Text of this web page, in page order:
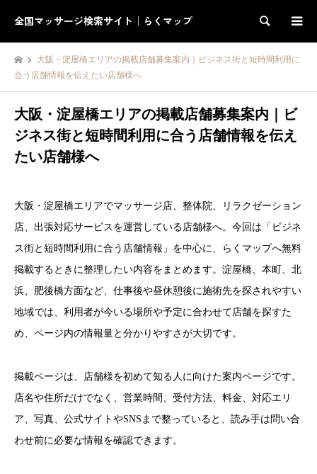
全国マッサージ検索サイト｜らくマップ 検索
大阪・淀屋橋エリアの掲載店舗募集案内｜ビジネス街と短時間利用に
合う店舗情報を伝えたい店舗様へ
大阪・淀屋橋エリアの掲載店舗募集案内｜ビ
ジネス街と短時間利用に合う店舗情報を伝え
たい店舗様へ
大阪・淀屋橋エリアでマッサージ店、整体院、リラクゼーション
店、出張対応サービスを運営している店舗様へ。今回は「ビジネ
ス街と短時間利用に合う店舗情報」を中心に、らくマップへ無料
掲載するときに整理したい内容をまとめます。淀屋橋、本町、北
浜、肥後橋方面など、仕事後や昼休憩後に施術先を探されやすい
地域では、利用者が今いる場所や予定に合わせて店舗を探すた
め、ページ内の情報量と分かりやすさが大切です。
掲載ページは、店舗様を初めて知る人に向けた案内ページです。
店名や住所だけでなく、営業時間、受付方法、料金、対応エリ
ア、写真、公式サイトやSNSまで整っていると、読み手は問い合
わせ前に必要な情報を確認できます。